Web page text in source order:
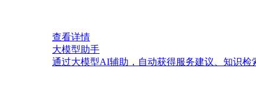
查看详情
大模型助手
通过大模型AI辅助，自动获得服务建议、知识